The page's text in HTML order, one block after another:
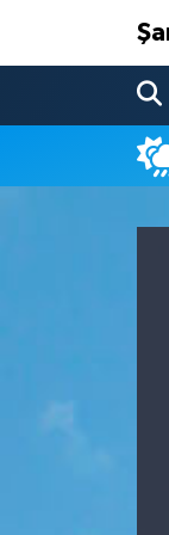
Nöbetçi
Hava